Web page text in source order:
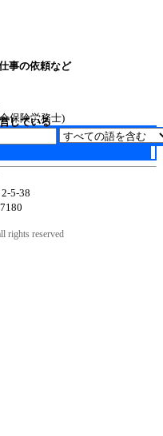
事の依頼など
している
保険労務士)
5-38
rights reserved